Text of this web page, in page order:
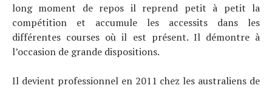
long moment de repos il reprend petit à petit la
compétition et accumule les accessits dans les
différentes courses où il est présent. Il démontre à
l’occasion de grande dispositions.
Il devient professionnel en 2011 chez les australiens de